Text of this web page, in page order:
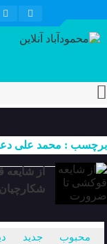
برچسب : محمد علی
از
شکارچیان
محبوب جدید